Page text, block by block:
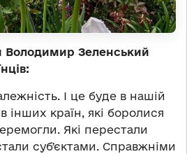
Володимир Зеленський
І це буде в нашій
в інших країн, які боролися
Які перестали
субʼєктами. Справжніми